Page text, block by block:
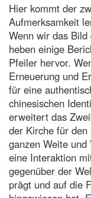
Hier kommt der
Aufmerksamkeit
Wenn wir das
heben einige
Pfeiler hervor.
Erneuerung und
für eine
chinesischen
erweitert das
der Kirche für
ganzen Weite
eine Interaktion
gegenüber der
prägt und auf die